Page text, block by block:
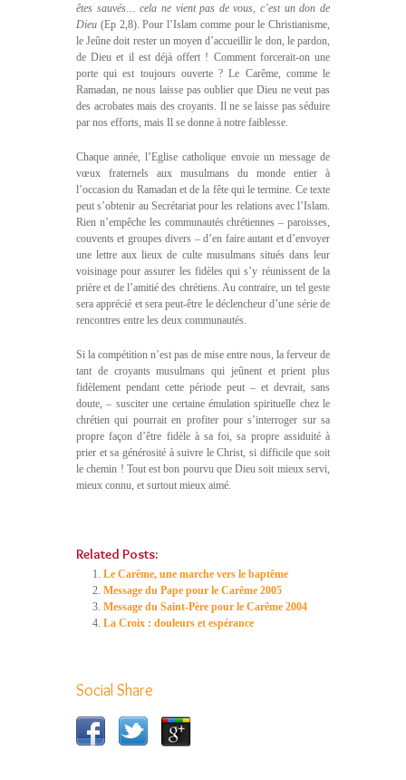
êtes sauvés… cela ne vient pas de vous, c’est un don de
Dieu (Ep 2,8). Pour l’Islam comme pour le Christianisme,
le Jeûne doit rester un moyen d’accueillir le don, le pardon,
de Dieu et il est déjà offert ! Comment forcerait-on une
porte qui est toujours ouverte ? Le Carême, comme le
Ramadan, ne nous laisse pas oublier que Dieu ne veut pas
des acrobates mais des croyants. Il ne se laisse pas séduire
par nos efforts, mais Il se donne à notre faiblesse.
Chaque année, l’Eglise catholique envoie un message de
vœux fraternels aux musulmans du monde entier à
l’occasion du Ramadan et de la fête qui le termine. Ce texte
peut s’obtenir au Secrétariat pour les relations avec l’Islam.
Rien n’empêche les communautés chrétiennes – paroisses,
couvents et groupes divers – d’en faire autant et d’envoyer
une lettre aux lieux de culte musulmans situés dans leur
voisinage pour assurer les fidèles qui s’y réunissent de la
prière et de l’amitié des chrétiens. Au contraire, un tel geste
sera apprécié et sera peut-être le déclencheur d’une série de
rencontres entre les deux communautés.
Si la compétition n’est pas de mise entre nous, la ferveur de
tant de croyants musulmans qui jeûnent et prient plus
fidèlement pendant cette période peut – et devrait, sans
doute, – susciter une certaine émulation spirituelle chez le
chrétien qui pourrait en profiter pour s’interroger sur sa
propre façon d’être fidèle à sa foi, sa propre assiduité à
prier et sa générosité à suivre le Christ, si difficile que soit
le chemin ! Tout est bon pourvu que Dieu soit mieux servi,
mieux connu, et surtout mieux aimé.
Related Posts:
Le Carême, une marche vers le baptême
Message du Pape pour le Carême 2005
Message du Saint-Père pour le Carême 2004
La Croix : douleurs et espérance
Social Share